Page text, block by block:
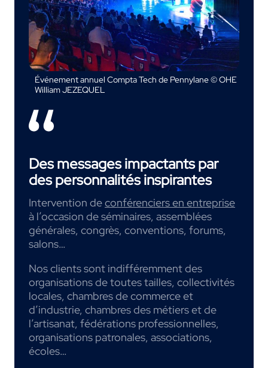
Événement annuel Compta Tech de Pennylane © OHE
William JEZEQUEL
Des messages impactants par
des personnalités inspirantes
Intervention deconférenciers en entreprise
à l’occasion de séminaires, assemblées
générales, congrès, conventions, forums,
salons…
Nos clients sont indifféremment des
organisations de toutes tailles, collectivités
locales, chambres de commerce et
d’industrie, chambres des métiers et de
l’artisanat, fédérations professionnelles,
organisations patronales, associations,
écoles…